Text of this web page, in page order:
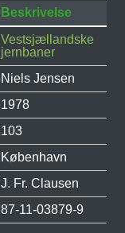
Beskrivelse
Vestsjællandske
jernbaner
Niels Jensen
1978
103
København
J. Fr. Clausen
87-11-03879-9